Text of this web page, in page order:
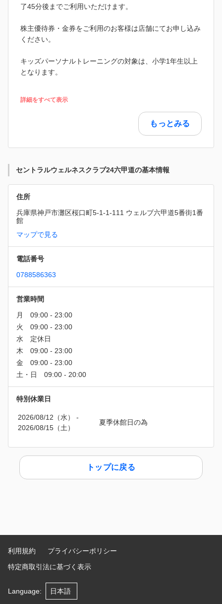
了45分後までご利用いただけます。
株主優待券・金券をご利用のお客様は店舗にてお申し込み
ください。
キッズパーソナルトレーニングの対象は、小学1年生以上
となります。
詳細をすべて表示
もっとみる
セントラルウェルネスクラブ24六甲道の基本情報
住所
兵庫県神戸市灘区桜口町5-1-1-111 ウェルブ六甲道5番街1番
館
マップで見る
電話番号
0788586363
営業時間
特別休業日
2026/08/12（水）
-
2026/08/15（土）
夏季休館日の為
トップに戻る
利用規約
プライバシーポリシー
特定商取引法に基づく表示
Language: